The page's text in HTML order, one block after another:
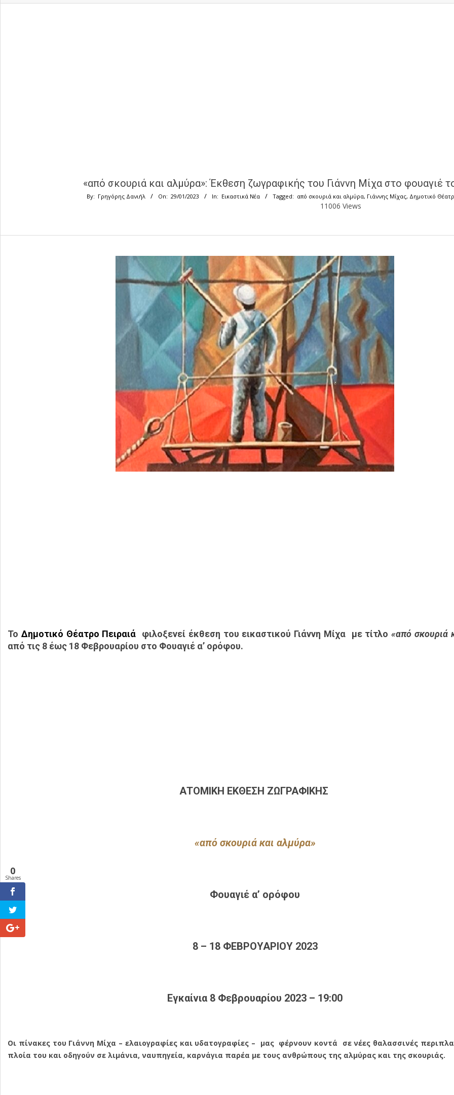
«από σκουριά και αλμύρα»: Έκθεση ζωγραφικής του Γιάννη Μίχα στο φουαγιέ
By: Γρηγόρης Δανιήλ On: 29/01/2023 In: Εικαστικά Νέα Tagged: από σκουριά και αλμύρα, Γιάννης Μίχας, Δημοτικό
11006 Views
Το Δημοτικό Θέατρο Πειραιά φιλοξενεί έκθεση του εικαστικού Γιάννη Μίχα με τίτλο«από σκουριά
από τις 8 έως 18 Φεβρουαρίου στο Φουαγιέ α’ ορόφου.
ΑΤΟΜΙΚΗ ΕΚΘΕΣΗ ΖΩΓΡΑΦΙΚΗΣ
«από σκουριά και αλμύρα»
Φουαγιέ α’ ορόφου
8 – 18 ΦΕΒΡΟΥΑΡΙΟΥ 2023
Εγκαίνια 8 Φεβρουαρίου 2023 – 19:00
Οι πίνακες του Γιάννη Μίχα – ελαιογραφίες και υδατογραφίες – μας φέρνουν κοντά σε νέες θαλασσινές
πλοία του και οδηγούν σε λιμάνια, ναυπηγεία, καρνάγια παρέα με τους ανθρώπους της αλμύρας και της σκουριάς.
0
Shares